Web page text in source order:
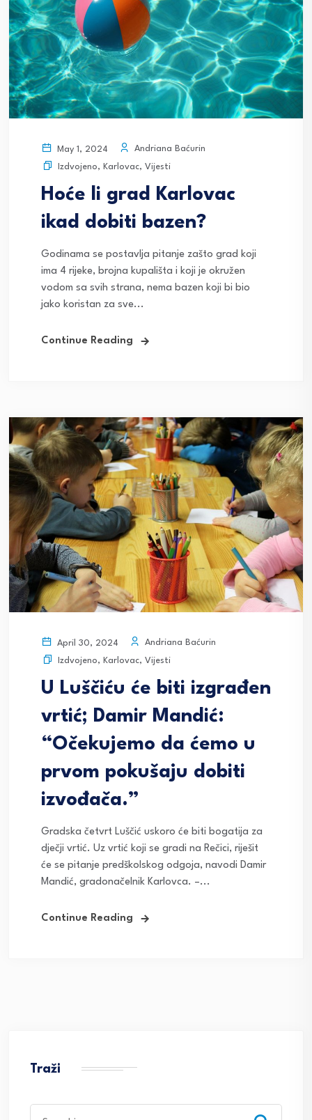
May 1, 2024
Andriana Baćurin
Izdvojeno, Karlovac, Vijesti
Hoće li grad Karlovac
ikad dobiti bazen?
Godinama se postavlja pitanje zašto grad koji
ima 4 rijeke, brojna kupališta i koji je okružen
vodom sa svih strana, nema bazen koji bi bio
jako koristan za sve...
Continue Reading
April 30, 2024
Andriana Baćurin
Izdvojeno, Karlovac, Vijesti
U Luščiću će biti izgrađen
vrtić; Damir Mandić:
“Očekujemo da ćemo u
prvom pokušaju dobiti
izvođača.”
Gradska četvrt Luščić uskoro će biti bogatija za
dječji vrtić. Uz vrtić koji se gradi na Rečici, riješit
će se pitanje predškolskog odgoja, navodi Damir
Mandić, gradonačelnik Karlovca. –...
Continue Reading
Traži